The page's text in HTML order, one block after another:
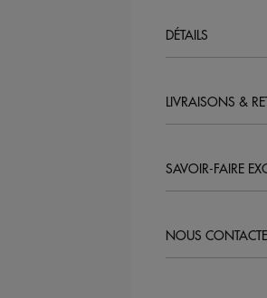
DÉTAILS
LIVRAISONS &
SAVOIR-FAIRE
NOUS